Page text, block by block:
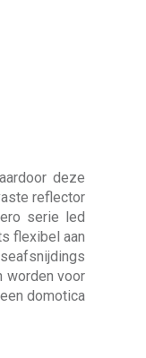
deze
reflector
serie led
flexibel aan
worden voor
domotica